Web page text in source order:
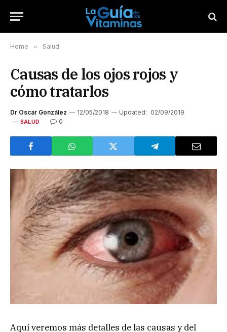
Home » Salud
Causas de los ojos rojos y
cómo tratarlos
Dr Oscar González 12/05/2018 Updated: 02/09/2019
SALUD 0
Aquí veremos más detalles de las causas y del